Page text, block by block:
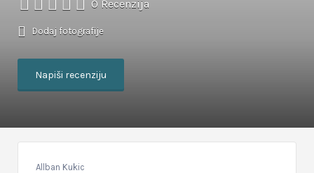
0 Recenzija
Dodaj fotografije
Napiši recenziju
Allban Kukic